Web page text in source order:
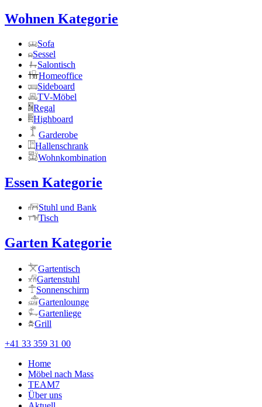
Wohnen Kategorie
Sofa
Sessel
Salontisch
Homeoffice
Sideboard
TV-Möbel
Regal
Highboard
Garderobe
Hallenschrank
Wohnkombination
Essen Kategorie
Stuhl und Bank
Tisch
Garten Kategorie
Gartentisch
Gartenstuhl
Sonnenschirm
Gartenlounge
Gartenliege
Grill
+41 33 359 31 00
Home
Möbel nach Mass
TEAM7
Über uns